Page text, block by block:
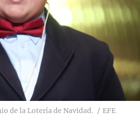
de la Lotería de Navidad. EFE